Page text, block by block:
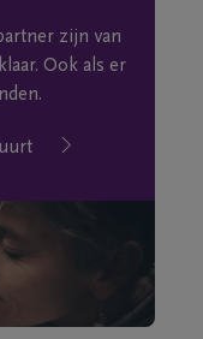
zijn van
Ook als er